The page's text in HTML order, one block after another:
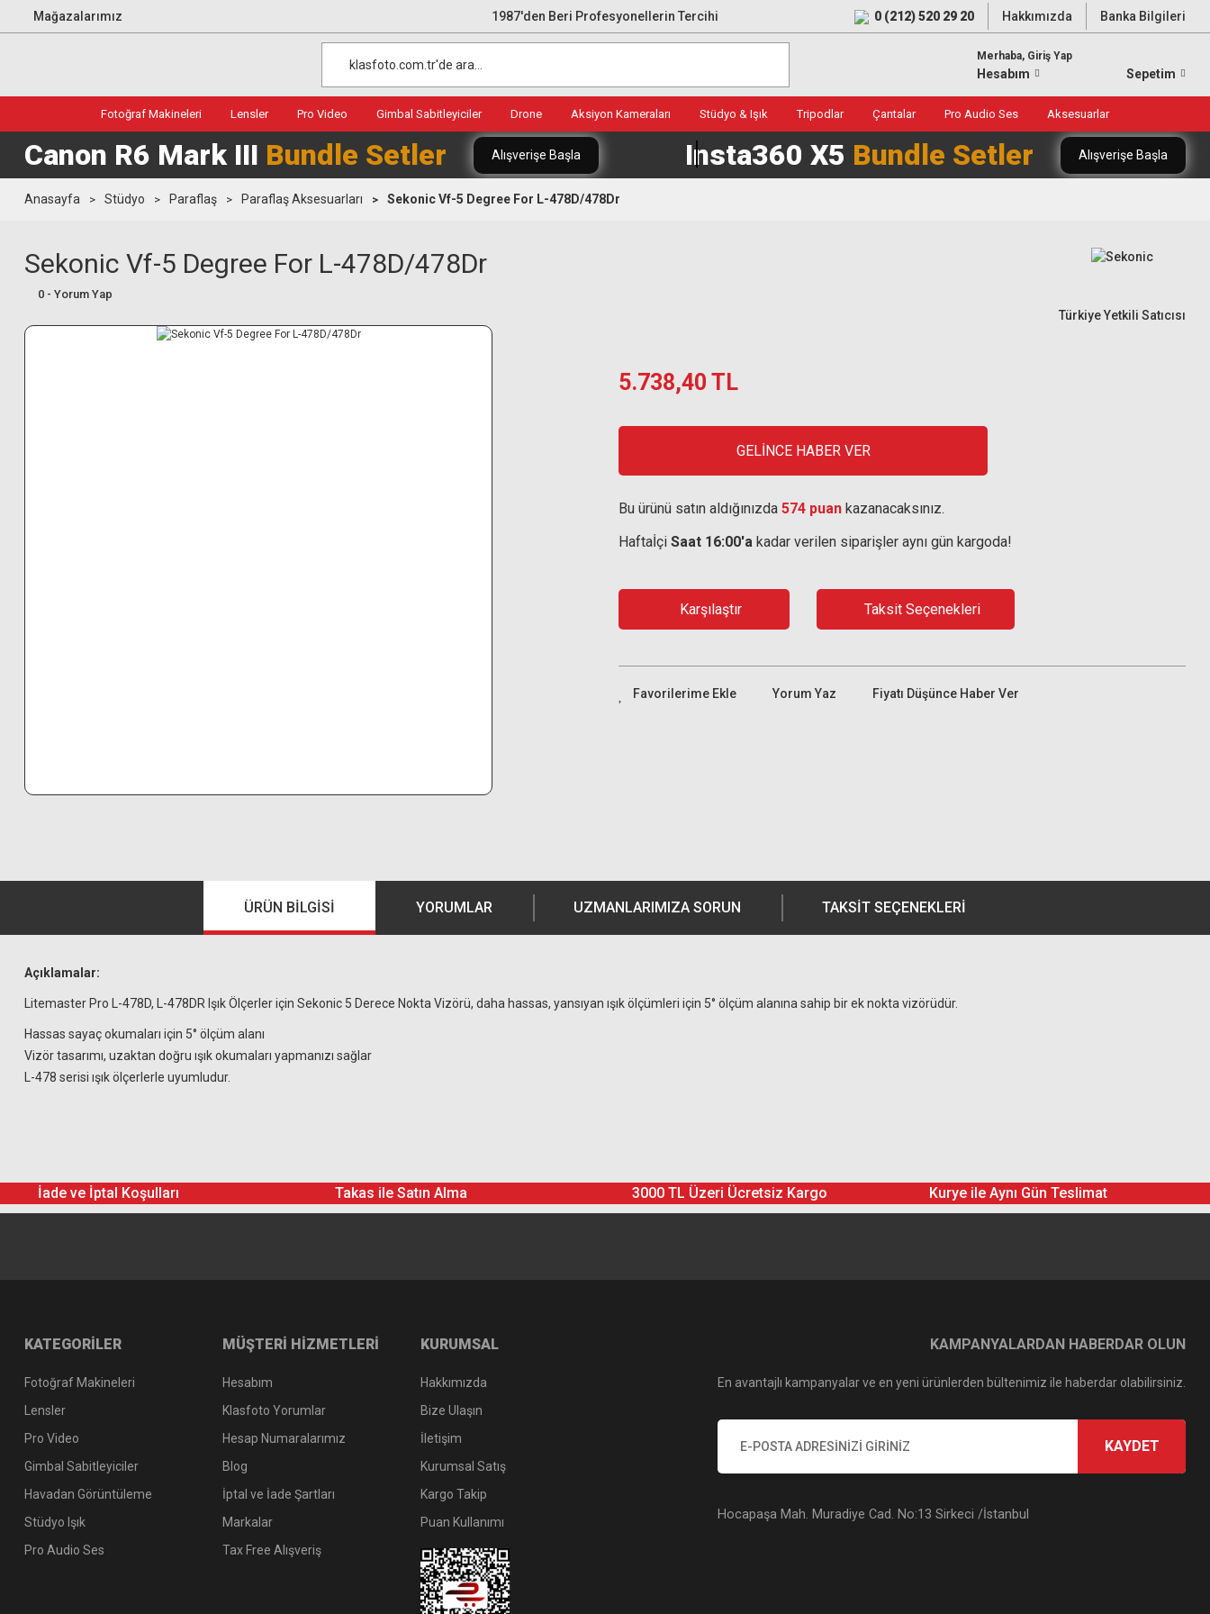
Mağazalarımız 1987'den Beri Profesyonellerin Tercihi 0 (212) 520 29 20 Hakkımızda Banka Bilgileri
Merhaba, Giriş Yap
Hesabım Sepetim
Fotoğraf Makineleri Lensler Pro Video Gimbal Sabitleyiciler Drone Aksiyon Kameraları Stüdyo & Işık Tripodlar Çantalar Pro Audio Ses Aksesuarlar
Canon R6 Mark III Bundle Setler Alışverişe Başla Insta360 X5 Bundle Setler Alışverişe Başla
Anasayfa Stüdyo Paraflaş Paraflaş Aksesuarları Sekonic Vf-5 Degree For L-478D/478Dr
Sekonic Vf-5 Degree For L-478D/478Dr
0 - Yorum Yap
Türkiye Yetkili Satıcısı
5.738,40 TL
GELİNCE HABER VER
Bu ürünü satın aldığınızda 574 puan kazanacaksınız.
Haftaİçi Saat 16:00'a kadar verilen siparişler aynı gün kargoda!
Karşılaştır Taksit Seçenekleri
Yorum Yaz Fiyatı Düşünce Haber Ver
ÜRÜN BILGISI YORUMLAR UZMANLARIMIZA SORUN TAKSIT SEÇENEKLERI
Açıklamalar:
Litemaster Pro L-478D, L-478DR Işık Ölçerler için Sekonic 5 Derece Nokta Vizörü, daha hassas, yansıyan ışık ölçümleri için 5° ölçüm alanına sahip bir ek nokta vizörüdür.
Hassas sayaç okumaları için 5° ölçüm alanı
Vizör tasarımı, uzaktan doğru ışık okumaları yapmanızı sağlar
L-478 serisi ışık ölçerlerle uyumludur.
İade ve İptal Koşulları Takas ile Satın Alma 3000 TL Üzeri Ücretsiz Kargo Kurye ile Aynı Gün Teslimat
KATEGORİLER
Fotoğraf Makineleri
Lensler
Pro Video
Gimbal Sabitleyiciler
Havadan Görüntüleme
Stüdyo Işık
Pro Audio Ses
MÜŞTERİ HİZMETLERİ
Hesabım
Klasfoto Yorumlar
Hesap Numaralarımız
Blog
İptal ve İade Şartları
Markalar
Tax Free Alışveriş
KURUMSAL
Hakkımızda
Bize Ulaşın
İletişim
Kurumsal Satış
Kargo Takip
Puan Kullanımı
KAMPANYALARDAN HABERDAR OLUN
En avantajlı kampanyalar ve en yeni ürünlerden bültenimiz ile haberdar olabilirsiniz.
KAYDET
Hocapaşa Mah. Muradiye Cad. No:13 Sirkeci /İstanbul